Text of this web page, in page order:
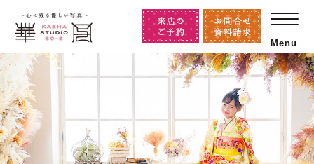
Menu